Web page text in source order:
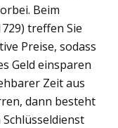
Beim
treffen Sie
Preise, sodass
Geld einsparen
Zeit aus
dann besteht